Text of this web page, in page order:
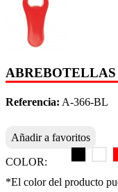
Referencia: A-366-BL
Añadir a favoritos
COLOR:
*El color del producto